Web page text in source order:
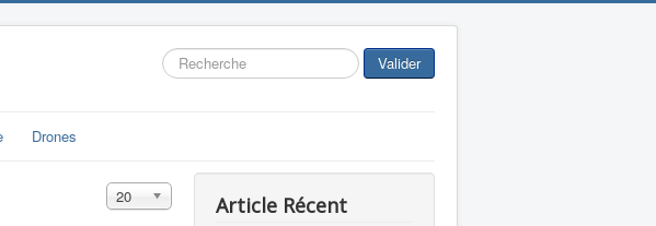
Rechercher Valider
Drones
Affichage #
20
Article Récent